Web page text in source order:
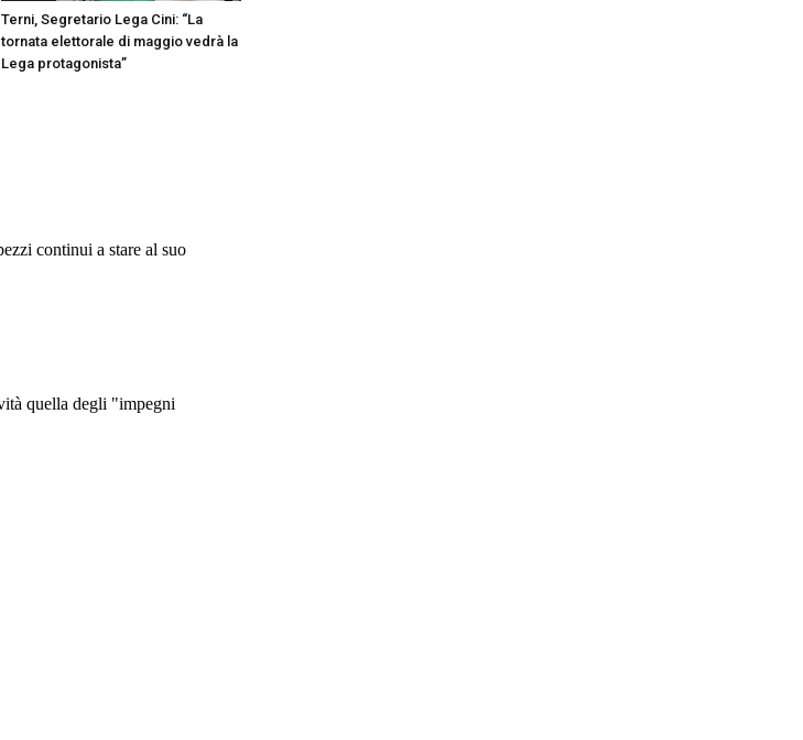
Terni, Segretario Lega Cini: “La
tornata elettorale di maggio vedrà la
Lega protagonista”